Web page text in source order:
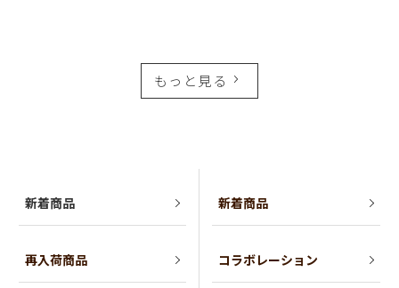
もっと見る
新着商品
再入荷商品
新着商品
コラボレーション